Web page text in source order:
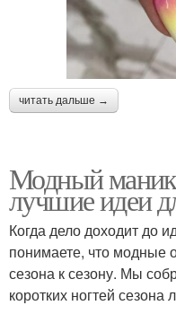
читать дальше →
Модный
лучшие идеи
Когда дело доходит до
понимаете, что модные
сезона к сезону. Мы
коротких ногтей сезона